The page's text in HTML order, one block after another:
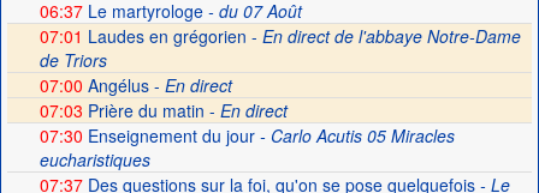
06:37Le martyrologe- du 07 Août
07:01 Laudes en grégorien - En direct de l'abbaye Notre-Dame
de Triors
07:00 Angélus - En direct
07:03 Prière du matin - En direct
07:30 Enseignement du jour- Carlo Acutis 05 Miracles
eucharistiques
07:37Des questions sur la foi, qu'on se pose quelquefois- Le